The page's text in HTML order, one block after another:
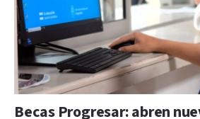
Becas Progresar: abren